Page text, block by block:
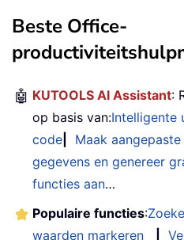
Beste Office-
🤖 KUTOOLS AI Assistant:
op basis van:Intelligente
code
Maak
gegevens en genereer
functies aan…
Populaire functies:
waarden markeren